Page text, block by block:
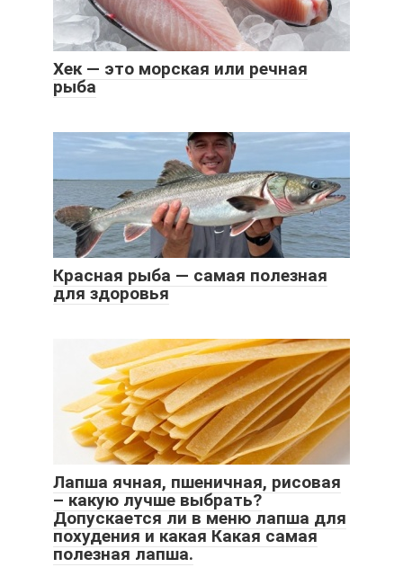
Хек — это морская или речная
рыба
Красная рыба — самая полезная
для здоровья
Лапша ячная, пшеничная, рисовая
– какую лучше выбрать?
Допускается ли в меню лапша для
похудения и какая Какая самая
полезная лапша.